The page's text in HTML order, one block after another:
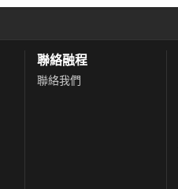
聯絡融程
聯絡我們